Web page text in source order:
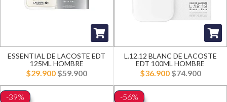
ESSENTIAL DE LACOSTE EDT
125ML HOMBRE
$29.900$59.900
L.12.12 BLANC DE LACOSTE
EDT 100ML HOMBRE
$36.900$74.900
-39% -56%